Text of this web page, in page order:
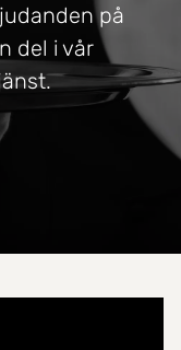
på
del i vår